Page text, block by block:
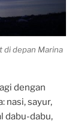
di depan Marina
dengan
nasi, sayur,
dabu-dabu,